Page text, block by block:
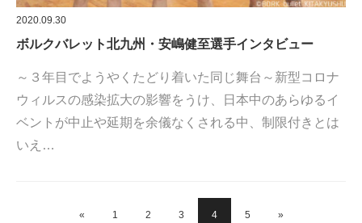
2020.09.30
ボルクバレット北九州・安嶋健至選手インタビュー
～３年目でようやくたどり着いた同じ舞台～新型コロナ
ウィルスの感染拡大の影響をうけ、日本中のあらゆるイ
ベントが中止や延期を余儀なくされる中、制限付きとは
いえ…
« 1 2 3 4 5 »